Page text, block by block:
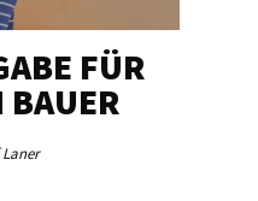
FÜR
BAUER